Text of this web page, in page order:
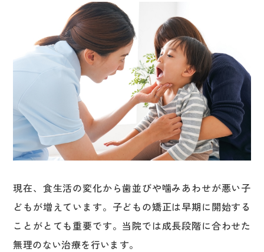
現在、食生活の変化から歯並びや噛みあわせが悪い子
どもが増えています。子どもの矯正は早期に開始する
ことがとても重要です。当院では成長段階に合わせた
無理のない治療を行います。